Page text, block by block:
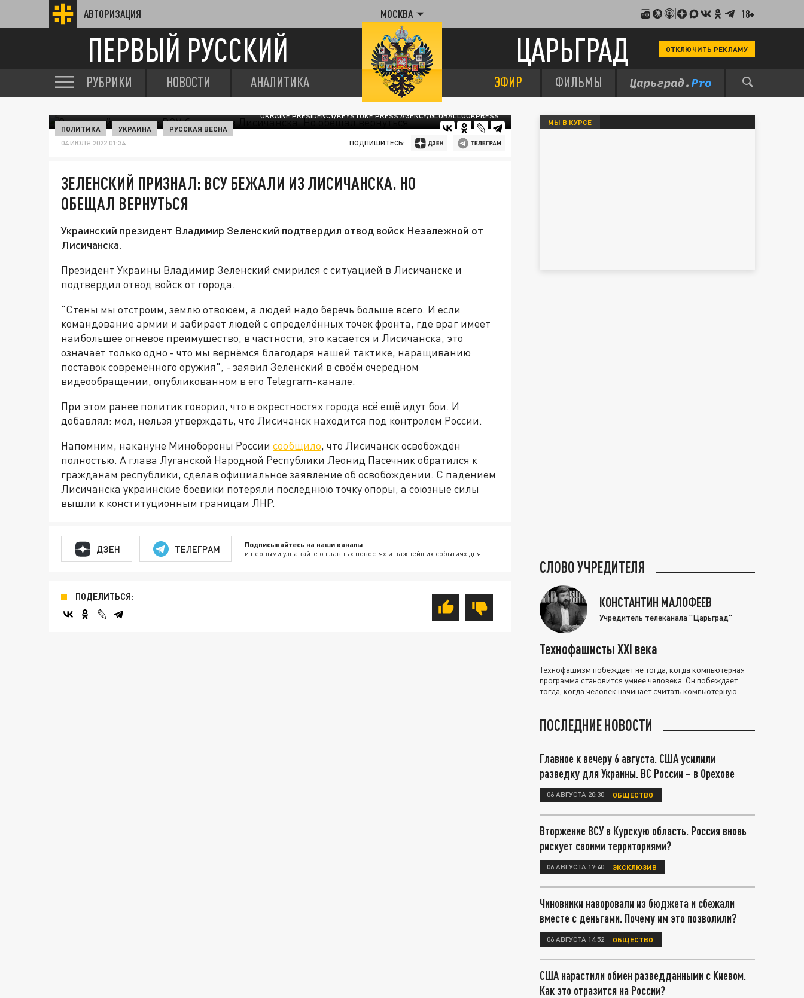
АВТОРИЗАЦИЯ МОСКВА 18+
ПЕРВЫЙ РУССКИЙ ЦАРЬГРАД ОТКЛЮЧИТЬ РЕКЛАМУ
РУБРИКИ НОВОСТИ АНАЛИТИКА ЭФИР ФИЛЬМЫ
UKRAINE PRESIDENCY/KEYSTONE PRESS AGENCY/GLOBALLOOKPRESS
ПОЛИТИКА УКРАИНА РУССКАЯ ВЕСНА
04 ИЮЛЯ 2022 01:34 ПОДПИШИТЕСЬ:
ЗЕЛЕНСКИЙ ПРИЗНАЛ: ВСУ БЕЖАЛИ ИЗ ЛИСИЧАНСКА. НО
ОБЕЩАЛ ВЕРНУТЬСЯ
Украинский президент Владимир Зеленский подтвердил отвод войск Незалежной от
Лисичанска.
Президент Украины Владимир Зеленский смирился с ситуацией в Лисичанске и
подтвердил отвод войск от города.
"Стены мы отстроим, землю отвоюем, а людей надо беречь больше всего. И если
командование армии и забирает людей с определённых точек фронта, где враг имеет
наибольшее огневое преимущество, в частности, это касается и Лисичанска, это
означает только одно - что мы вернёмся благодаря нашей тактике, наращиванию
поставок современного оружия", - заявил Зеленский в своём очередном
видеообращении, опубликованном в его Telegram-канале.
При этом ранее политик говорил, что в окрестностях города всё ещё идут бои. И
добавлял: мол, нельзя утверждать, что Лисичанск находится под контролем России.
Напомним, накануне Минобороны России сообщило, что Лисичанск освобождён
полностью. А глава Луганской Народной Республики Леонид Пасечник обратился к
гражданам республики, сделав официальное заявление об освобождении. С падением
Лисичанска украинские боевики потеряли последнюю точку опоры, а союзные силы
вышли к конституционным границам ЛНР.
ДЗЕН ТЕЛЕГРАМ Подписывайтесь на наши каналы
и первыми узнавайте о главных новостях и важнейших событиях дня.
ПОДЕЛИТЬСЯ:
МЫ В КУРСЕ
СЛОВО УЧРЕДИТЕЛЯ
КОНСТАНТИН МАЛОФЕЕВ
Учредитель телеканала "Царьград"
Технофашисты XXI века
Технофашизм побеждает не тогда, когда компьютерная
программа становится умнее человека. Он побеждает
тогда, когда человек начинает считать компьютерную
ПОСЛЕДНИЕ НОВОСТИ
Главное к вечеру 6 августа. США усилили
разведку для Украины. ВС России – в Орехове
06 АВГУСТА 20:30 ОБЩЕСТВО
Вторжение ВСУ в Курскую область. Россия вновь
рискует своими территориями?
06 АВГУСТА 17:40 ЭКСКЛЮЗИВ
Чиновники наворовали из бюджета и сбежали
вместе с деньгами. Почему им это позволили?
06 АВГУСТА 14:52 ОБЩЕСТВО
США нарастили обмен разведданными с Киевом.
Как это отразится на России?